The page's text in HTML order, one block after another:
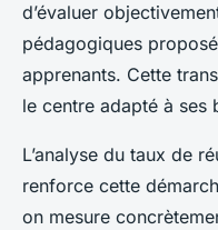
d’évaluer
pédagogiques
apprenants. Cette
le centre adapté à ses
L’analyse du taux de
renforce cette
on mesure